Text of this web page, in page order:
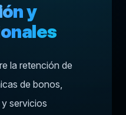
y
la retención de
de bonos,
servicios